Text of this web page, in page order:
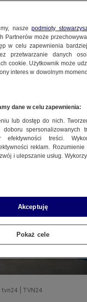
tvn24 | TVN24
my, naszepodmioty
Partnerów może
w celu zapewnienia
przetwarzanie danych
cookie. Użytkownik może
interes w dowolnym
dane w celu zapewnienia:
lub dostęp do nich.
spersonalizowanych
efektywności treści.
reklam.
i ulepszanie usług.
Akceptuję
Pokaż cele